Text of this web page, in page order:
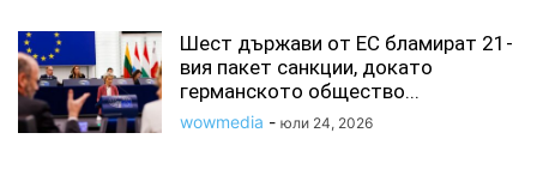
Шест държави от ЕС бламират 21-
вия пакет санкции, докато
германското общество...
wowmedia - юли 24, 2026